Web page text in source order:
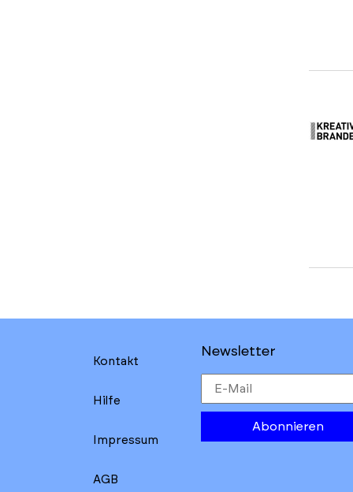
Kontakt
Hilfe
Impressum
AGB
Newsletter
Abonnieren